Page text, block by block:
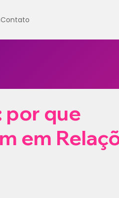
Contato
por que
em